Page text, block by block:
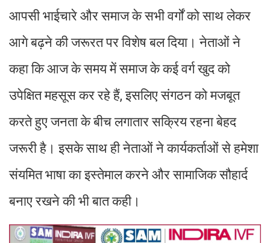
आपसी भाईचारे और समाज के सभी वर्गों को साथ लेकर
आगे बढ़ने की जरूरत पर विशेष बल दिया। नेताओं ने
कहा कि आज के समय में समाज के कई वर्ग खुद को
उपेक्षित महसूस कर रहे हैं, इसलिए संगठन को मजबूत
करते हुए जनता के बीच लगातार सक्रिय रहना बेहद
जरूरी है। इसके साथ ही नेताओं ने कार्यकर्ताओं से हमेशा
संयमित भाषा का इस्तेमाल करने और सामाजिक सौहार्द
बनाए रखने की भी बात कही।